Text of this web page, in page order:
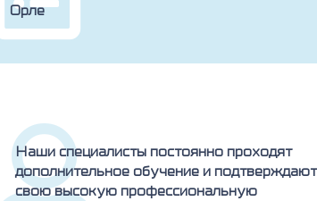
Орле
Наши специалисты постоянно проходят
дополнительное обучение и подтверждают
свою высокую профессиональную